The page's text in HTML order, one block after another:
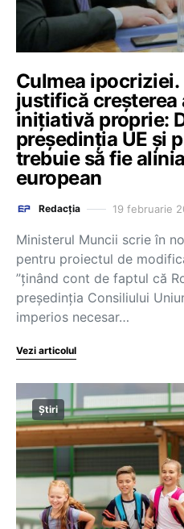
Culmea
justifică creșterea
inițiativă proprie:
președinția UE și
trebuie să fie
european
Redacția 19 februarie
Ministerul Muncii scrie în
pentru proiectul de
”ținând cont de faptul că
președinția Consiliului
imperios necesar…
Vezi articolul
Știri